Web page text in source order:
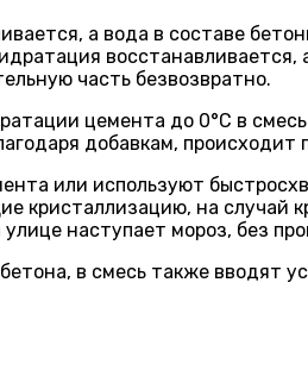
а вода в составе
часть безвозвратно.
цемента до 0°C в
добавкам, происходит
или используют
кристаллизацию, на случай
наступает мороз, без
в смесь также вводят